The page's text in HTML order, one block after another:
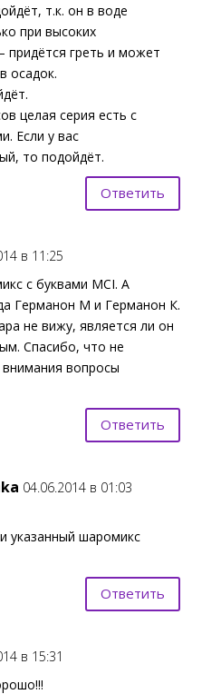
т.к. он в воде
при высоких
придётся греть и может
осадок.
целая серия есть с
Если у вас
то подойдёт.
Ответить
в 11:25
с буквами MCI. А
Германон М и Германон К.
не вижу, является ли он
Спасибо, что не
вопросы
Ответить
04.06.2014 в 01:03
указанный шаромикс
Ответить
в 15:31